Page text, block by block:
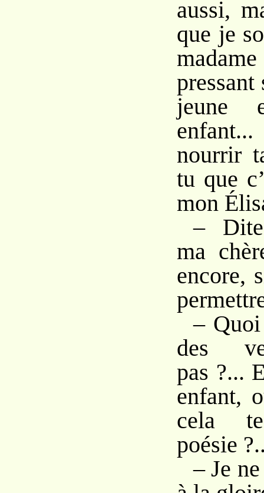
aussi,
que je
pressant
jeune
nourrir
tu que
mon
–
ma
encore,
–
des
pas ?...
enfant,
cela
poésie
– Je